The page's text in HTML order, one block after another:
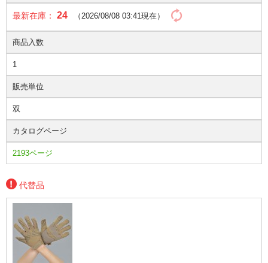
最新在庫： 24 （2026/08/08 03:41現在）
商品入数
1
販売単位
双
カタログページ
2193ページ
代替品